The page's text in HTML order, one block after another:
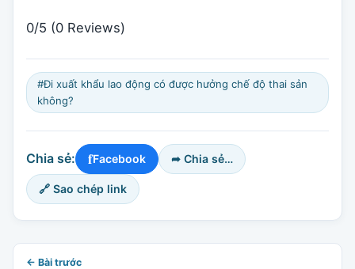
0/5 (0 Reviews)
#Đi xuất khẩu lao động có được hưởng chế độ thai sản
không?
Chia sẻ: fFacebook ➦ Chia sẻ…
🔗 Sao chép link
← Bài trước